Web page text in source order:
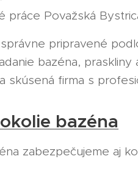
práce Považská
pripravené
bazéna,
skúsená firma s
bazéna
zabezpečujeme aj